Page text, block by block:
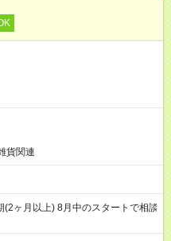
貨関連
ヶ月以上) 8月中のスタートで相談